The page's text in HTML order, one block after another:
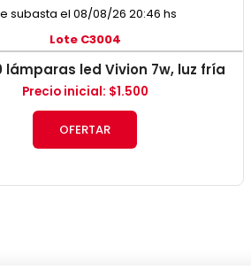
subasta el 08/08/26 20:46 hs
Lote C3004
lámparas led Vivion 7w, luz fría
Precio inicial: $1.500
OFERTAR